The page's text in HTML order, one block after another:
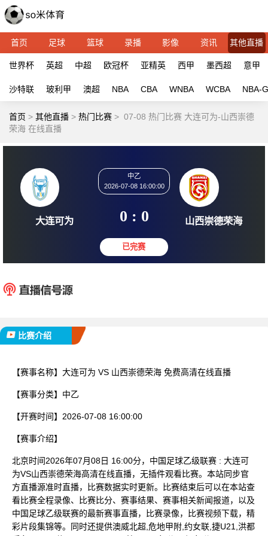
首页 足球 篮球 录播 影像 资讯 其他直播
世界杯 英超 中超 欧冠杯 亚精英 西甲 墨西超 意甲
沙特联 玻利甲 澳超 NBA CBA WNBA WCBA NBA-G
首页 > 其他直播 > 热门比赛 > 07-08 热门比赛 大连可为-山西崇德
荣海 在线直播
2026-07-08 16:00:00
0 : 0
比赛介绍
【赛事名称】 大连可为 VS 山西崇德荣海 免费高清在线直播
【赛事分类】 中乙
【开赛时间】 2026-07-08 16:00:00
【赛事介绍】
北京时间2026年07月08日 16:00分，中国足球乙级联赛 : 大连可
为VS山西崇德荣海高清在线直播，无插件观看比赛。本站同步官
方直播源准时直播，比赛数据实时更新。比赛结束后可以在本站查
看比赛全程录像、比赛比分、赛事结果、赛事相关新闻报道，以及
中国足球乙级联赛的最新赛事直播，比赛录像，比赛视频下载，精
彩片段集锦等。同时还提供澳威北超,危地甲附,约女联,捷U21,洪都